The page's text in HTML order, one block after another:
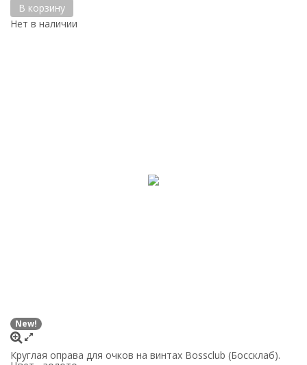
В корзину
Нет в наличии
New!
Круглая оправа для очков на винтах Bossclub (Боссклаб).